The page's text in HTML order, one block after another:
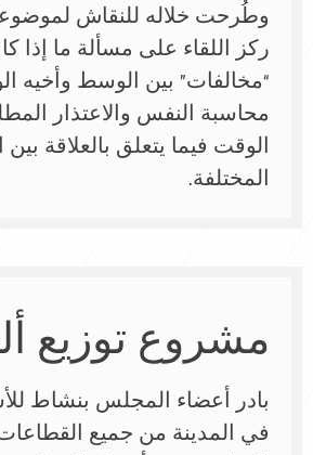
وطُرحت خلاله للنقاش
ركز اللقاء على مسألة ما إذا
“مخالفات” بين الوسط وأخيه
محاسبة النفس والاعتذار
الوقت فيما يتعلق بالعلاقة
المختلفة.
مشروع توزيع
بادر أعضاء المجلس بنشاط
في المدينة من جميع